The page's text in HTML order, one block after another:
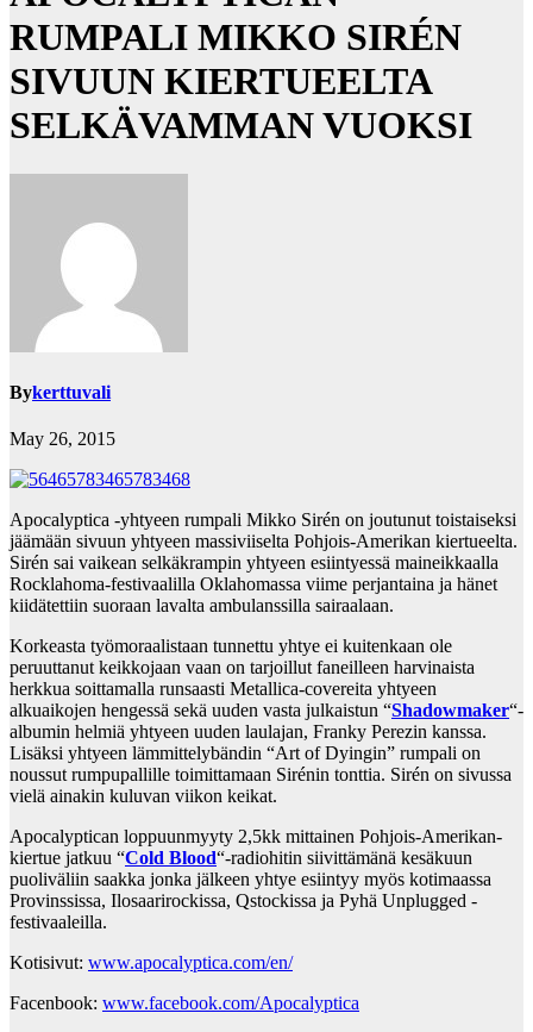
RUMPALI MIKKO SIRÉN
SIVUUN KIERTUEELTA
SELKÄVAMMAN VUOKSI
Bykerttuvali
May 26, 2015
Apocalyptica -yhtyeen rumpali Mikko Sirén on joutunut toistaiseksi
jäämään sivuun yhtyeen massiviiselta Pohjois-Amerikan kiertueelta.
Sirén sai vaikean selkäkrampin yhtyeen esiintyessä maineikkaalla
Rocklahoma-festivaalilla Oklahomassa viime perjantaina ja hänet
kiidätettiin suoraan lavalta ambulanssilla sairaalaan.
Korkeasta työmoraalistaan tunnettu yhtye ei kuitenkaan ole
peruuttanut keikkojaan vaan on tarjoillut faneilleen harvinaista
herkkua soittamalla runsaasti Metallica-covereita yhtyeen
alkuaikojen hengessä sekä uuden vasta julkaistun “Shadowmaker“-
albumin helmiä yhtyeen uuden laulajan, Franky Perezin kanssa.
Lisäksi yhtyeen lämmittelybändin “Art of Dyingin” rumpali on
noussut rumpupallille toimittamaan Sirénin tonttia. Sirén on sivussa
vielä ainakin kuluvan viikon keikat.
Apocalyptican loppuunmyyty 2,5kk mittainen Pohjois-Amerikan-
kiertue jatkuu “Cold Blood“-radiohitin siivittämänä kesäkuun
puoliväliin saakka jonka jälkeen yhtye esiintyy myös kotimaassa
Provinssissa, Ilosaarirockissa, Qstockissa ja Pyhä Unplugged -
festivaaleilla.
Kotisivut: www.apocalyptica.com/en/
Facenbook: www.facebook.com/Apocalyptica